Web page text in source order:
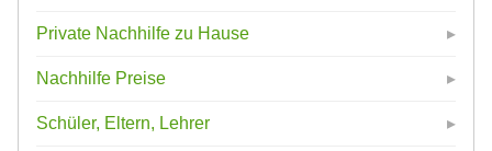
Private Nachhilfe zu Hause
Nachhilfe Preise
Schüler, Eltern, Lehrer